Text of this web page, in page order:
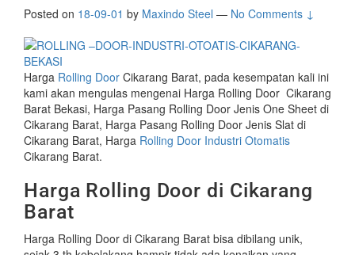
Posted on 18-09-01 by Maxindo Steel — No Comments ↓
Harga Rolling Door Cikarang Barat, pada kesempatan kali ini
kami akan mengulas mengenai Harga Rolling Door Cikarang
Barat Bekasi, Harga Pasang Rolling Door Jenis One Sheet di
Cikarang Barat, Harga Pasang Rolling Door Jenis Slat di
Cikarang Barat, Harga Rolling Door Industri Otomatis
Cikarang Barat.
Harga Rolling Door di Cikarang
Barat
Harga Rolling Door di Cikarang Barat bisa dibilang unik,